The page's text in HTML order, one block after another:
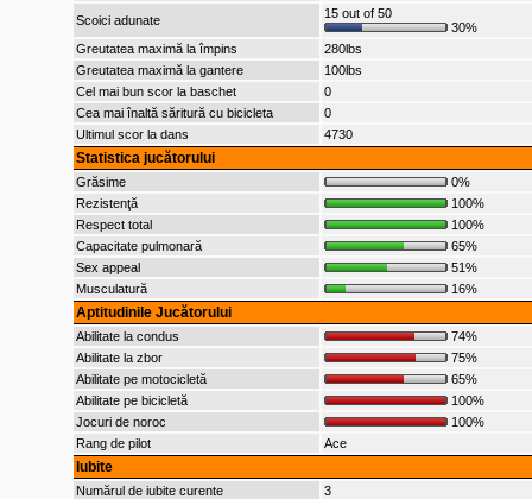
Scoici adunate
15 out of 50
30%
Greutatea maximă la împins
280lbs
Greutatea maximă la gantere
100lbs
Cel mai bun scor la baschet
0
Cea mai înaltă săritură cu bicicleta
0
Ultimul scor la dans
4730
Statistica jucătorului
Grăsime
0%
Rezistenţă
100%
Respect total
100%
Capacitate pulmonară
65%
Sex appeal
51%
Musculatură
16%
Aptitudinile Jucătorului
Abilitate la condus
74%
Abilitate la zbor
75%
Abilitate pe motocicletă
65%
Abilitate pe bicicletă
100%
Jocuri de noroc
100%
Rang de pilot
Ace
Iubite
Numărul de iubite curente
3